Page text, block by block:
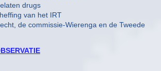
drugs
van het IRT
de commissie-Wierenga en de Tweede